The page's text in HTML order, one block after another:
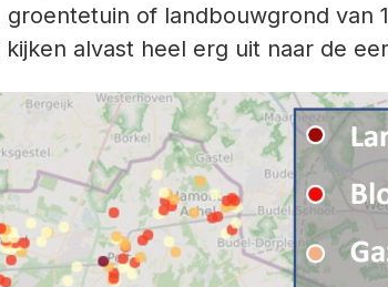
of landbouwgrond van
alvast heel erg uit naar de